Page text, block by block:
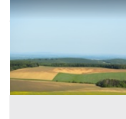
Terreni all'asta a Padova
Codice asta:AJ7336856
Asta chiusa